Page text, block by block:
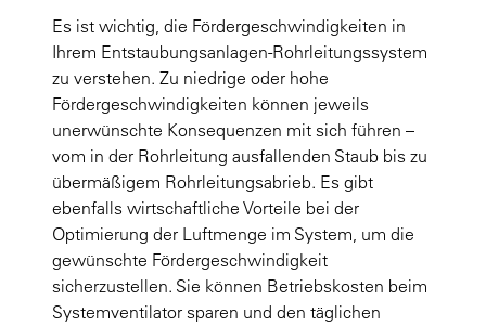
Es ist wichtig, die Fördergeschwindigkeiten in
Ihrem Entstaubungsanlagen-Rohrleitungssystem
zu verstehen. Zu niedrige oder hohe
Fördergeschwindigkeiten können jeweils
unerwünschte Konsequenzen mit sich führen –
vom in der Rohrleitung ausfallenden Staub bis zu
übermäßigem Rohrleitungsabrieb. Es gibt
ebenfalls wirtschaftliche Vorteile bei der
Optimierung der Luftmenge im System, um die
gewünschte Fördergeschwindigkeit
sicherzustellen. Sie können Betriebskosten beim
Systemventilator sparen und den täglichen